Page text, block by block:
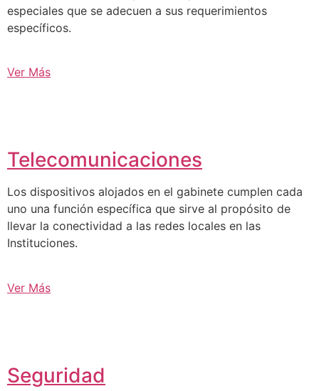
especiales que se adecuen a sus requerimientos
específicos.
Ver Más
Telecomunicaciones
Los dispositivos alojados en el gabinete cumplen cada
uno una función específica que sirve al propósito de
llevar la conectividad a las redes locales en las
Instituciones.
Ver Más
Seguridad